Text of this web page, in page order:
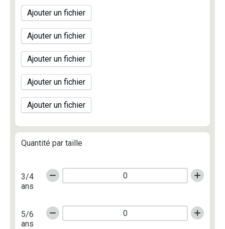
Ajouter un fichier
Ajouter un fichier
Ajouter un fichier
Ajouter un fichier
Ajouter un fichier
Quantité par taille
3/4
ans
5/6
ans